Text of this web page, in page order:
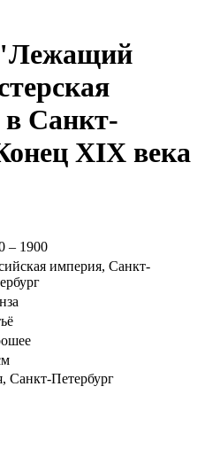
Санкт-
XIX века
– 1900
империя, Санкт-
Санкт-Петербург